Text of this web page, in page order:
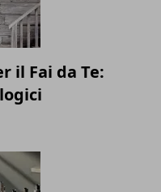
il Fai da Te: